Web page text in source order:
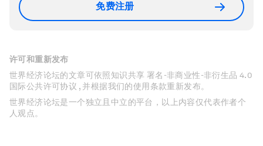
免费注册
许可和重新发布
世界经济论坛的文章可依照知识共享 署名-非商业性-非衍生品 4.0
国际公共许可协议 , 并根据我们的使用条款重新发布。
世界经济论坛是一个独立且中立的平台，以上内容仅代表作者个
人观点。